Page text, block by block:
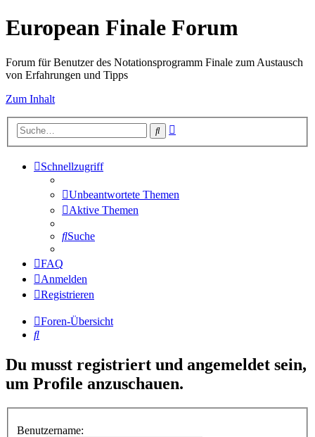
European Finale Forum
Forum für Benutzer des Notationsprogramm Finale zum Austausch
von Erfahrungen und Tipps
Zum Inhalt
Suche
Schnellzugriff
Unbeantwortete Themen
Aktive Themen
Suche
FAQ
Anmelden
Registrieren
Foren-Übersicht
Suche
Du musst registriert und angemeldet sein,
um Profile anzuschauen.
Benutzername: